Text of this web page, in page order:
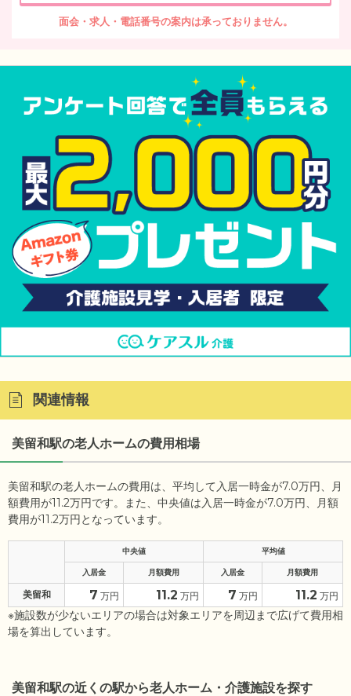
面会・求人・電話番号の案内は承っておりません。
関連情報
美留和駅の老人ホームの費用相場
美留和駅の老人ホームの費用は、平均して入居一時金が7.0万円、月
額費用が11.2万円です。また、中央値は入居一時金が7.0万円、月額
費用が11.2万円となっています。
中央値 平均値
入居金 月額費用 入居金 月額費用
美留和 7 万円 11.2 万円 7 万円 11.2 万円
※施設数が少ないエリアの場合は対象エリアを周辺まで広げて費用相
場を算出しています。
美留和駅の近くの駅から老人ホーム・介護施設を探す